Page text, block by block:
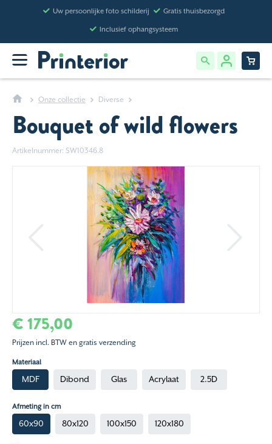
Uw persoonlijke foto schilderij Gratis thuisbezorgd
Inclusief ophangsysteem
Onze collectie Diverse
Bouquet of wild flowers
Artikelnummer: SW10346.8
€ 175,00
Prijzen incl. BTW en gratis verzending
Materiaal
MDF Dibond Glas Acrylaat 2.5D
Afmeting in cm
60x90 80x120 100x150 120x180